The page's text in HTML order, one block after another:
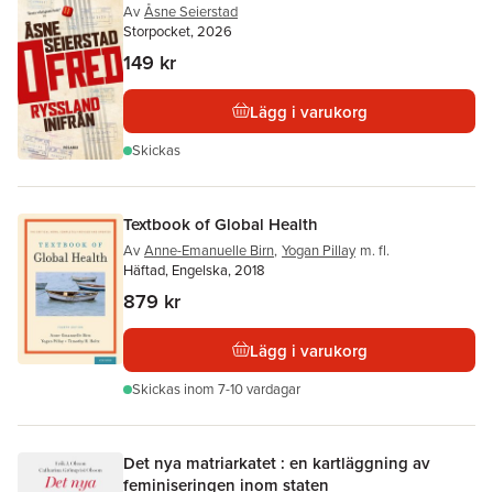
Av Åsne Seierstad
Storpocket, 2026
149 kr
Lägg i varukorg
Skickas
Textbook of Global Health
Av Anne-Emanuelle Birn, Yogan Pillay m. fl.
Häftad, Engelska, 2018
879 kr
Lägg i varukorg
Skickas inom 7-10 vardagar
Det nya matriarkatet : en kartläggning av
feminiseringen inom staten